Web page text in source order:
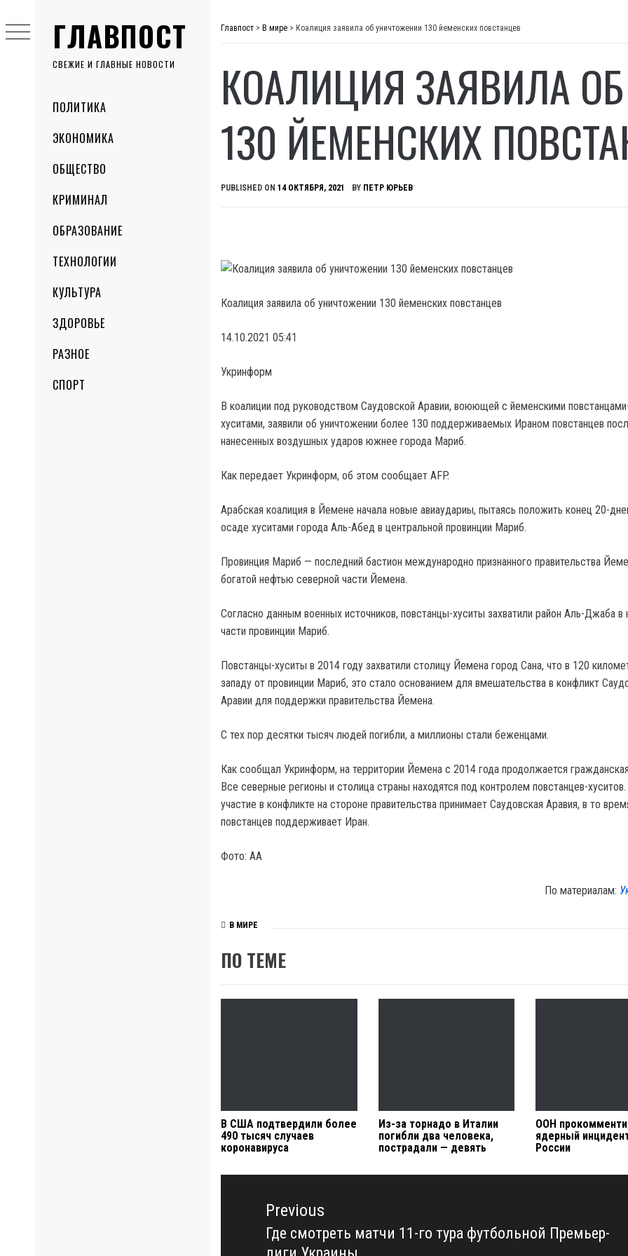
ГЛАВПОСТ
СВЕЖИЕ И ГЛАВНЫЕ НОВОСТИ
MenuПОЛИТИКА
ЭКОНОМИКА
ОБЩЕСТВО
КРИМИНАЛ
ОБРАЗОВАНИЕ
ТЕХНОЛОГИИ
КУЛЬТУРА
ЗДОРОВЬЕ
РАЗНОЕ
СПОРТ
to
content
Главпост > В мире > Коалиция заявила об уничтожении 130 йеменских повстанцев
КОАЛИЦИЯ ЗАЯВИЛА
130 ЙЕМЕНСКИХ
PUBLISHED ON 14 ОКТЯБРЯ, 2021 BY ПЕТР ЮРЬЕВ
Коалиция заявила об уничтожении 130 йеменских повстанцев
14.10.2021 05:41
Укринформ
В коалиции под руководством Саудовской Аравии, воюющей с йеменскими
хуситами, заявили об уничтожении более 130 поддерживаемых Ираном повстанцев
нанесенных воздушных ударов южнее города Мариб.
Как передает Укринформ, об этом сообщает AFP.
Арабская коалиция в Йемене начала новые авиаудариы, пытаясь положить конец 20-
осаде хуситами города Аль-Абед в центральной провинции Мариб.
Провинция Мариб — последний бастион международно признанного правительства
богатой нефтью северной части Йемена.
Согласно данным военных источников, повстанцы-хуситы захватили район Аль-Джаба
части провинции Мариб.
Повстанцы-хуситы в 2014 году захватили столицу Йемена город Сана, что в 120
западу от провинции Мариб, это стало основанием для вмешательства в конфликт
Аравии для поддержки правительства Йемена.
С тех пор десятки тысяч людей погибли, а миллионы стали беженцами.
Как сообщал Укринформ, на территории Йемена с 2014 года продолжается
Все северные регионы и столица страны находятся под контролем повстанцев-хуситов.
участие в конфликте на стороне правительства принимает Саудовская Аравия, в то
повстанцев поддерживает Иран.
Фото: АА
По материалам:
В МИРЕ
ПО ТЕМЕ
В США подтвердили более
490 тысяч случаев
коронавируса
Из-за торнадо в Италии
погибли два человека,
пострадали — девять
ООН
ядерный
России
Навигация
записямPrevious
Previous
Где смотреть матчи 11-го тура футбольной Премьер-